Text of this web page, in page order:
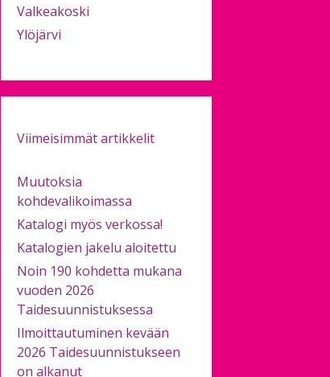
Valkeakoski
Ylöjärvi
Viimeisimmät artikkelit
Muutoksia
kohdevalikoimassa
Katalogi myös verkossa!
Katalogien jakelu aloitettu
Noin 190 kohdetta mukana
vuoden 2026
Taidesuunnistuksessa
Ilmoittautuminen kevään
2026 Taidesuunnistukseen
on alkanut